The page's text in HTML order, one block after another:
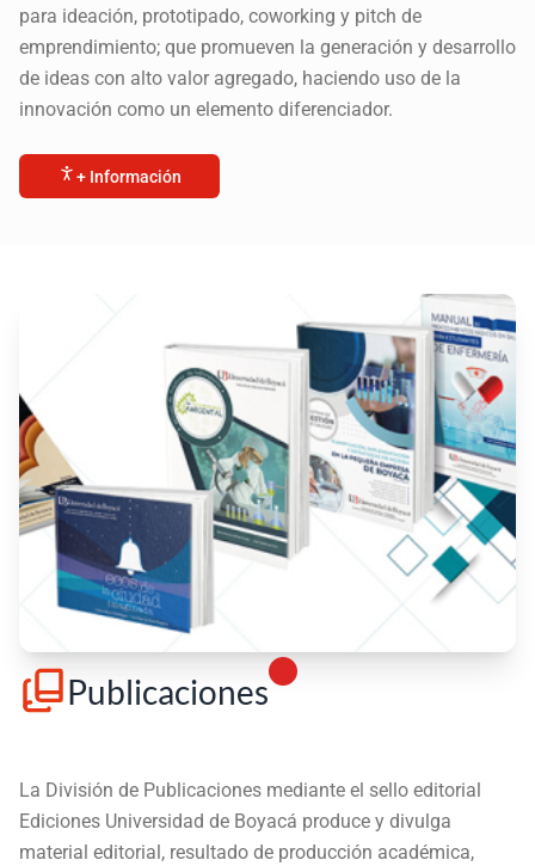
para ideación, prototipado, coworking y pitch de
emprendimiento; que promueven la generación y desarrollo
de ideas con alto valor agregado, haciendo uso de la
innovación como un elemento diferenciador.
+ Información
Publicaciones
La División de Publicaciones mediante el sello editorial
Ediciones Universidad de Boyacá produce y divulga
material editorial, resultado de producción académica,